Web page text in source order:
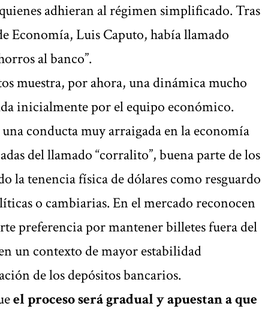
adhieran al régimen simplificado. Tras
Economía, Luis Caputo, había llamado
al banco”.
muestra, por ahora, una dinámica mucho
inicialmente por el equipo económico.
conducta muy arraigada en la economía
del llamado “corralito”, buena parte de los
la tenencia física de dólares como resguardo
o cambiarias. En el mercado reconocen
preferencia por mantener billetes fuera del
un contexto de mayor estabilidad
de los depósitos bancarios.
el proceso será gradual y apuestan a que